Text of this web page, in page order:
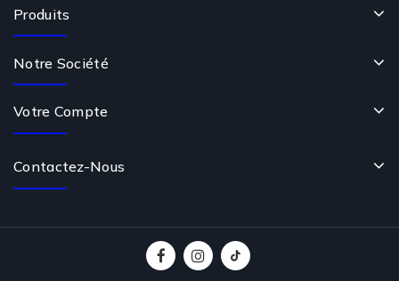
Produits
Notre Société
Votre Compte
Contactez-Nous